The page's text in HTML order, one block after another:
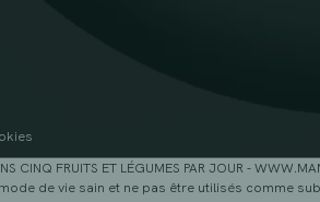
CINQ FRUITS ET LÉGUMES PAR JOUR -
de vie sain et ne pas être utilisés comme